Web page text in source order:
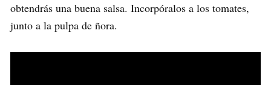
obtendrás una buena salsa. Incorpóralos a los tomates,
junto a la pulpa de ñora.